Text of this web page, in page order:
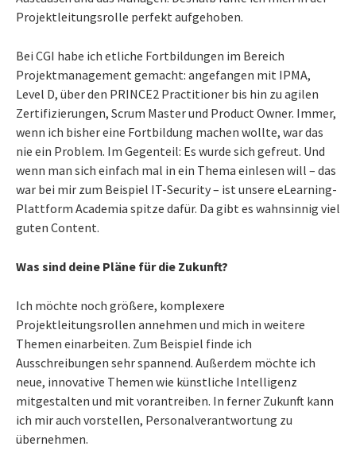
Projektleitungsrolle perfekt aufgehoben.
Bei CGI habe ich etliche Fortbildungen im Bereich
Projektmanagement gemacht: angefangen mit IPMA,
Level D, über den PRINCE2 Practitioner bis hin zu agilen
Zertifizierungen, Scrum Master und Product Owner. Immer,
wenn ich bisher eine Fortbildung machen wollte, war das
nie ein Problem. Im Gegenteil: Es wurde sich gefreut. Und
wenn man sich einfach mal in ein Thema einlesen will – das
war bei mir zum Beispiel IT-Security – ist unsere eLearning-
Plattform Academia spitze dafür. Da gibt es wahnsinnig viel
guten Content.
Was sind deine Pläne für die Zukunft?
Ich möchte noch größere, komplexere
Projektleitungsrollen annehmen und mich in weitere
Themen einarbeiten. Zum Beispiel finde ich
Ausschreibungen sehr spannend. Außerdem möchte ich
neue, innovative Themen wie künstliche Intelligenz
mitgestalten und mit vorantreiben. In ferner Zukunft kann
ich mir auch vorstellen, Personalverantwortung zu
übernehmen.